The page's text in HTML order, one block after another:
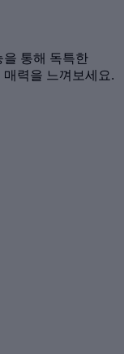
을 통해 독특한
력을 느껴보세요.